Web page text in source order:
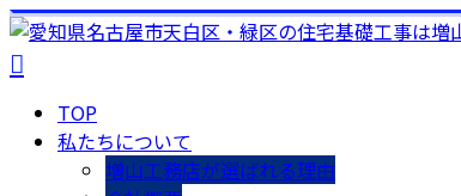
TOP
私たちについて
増山工務店が選ばれる理由